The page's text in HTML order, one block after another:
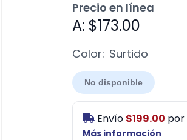
Precio en línea
A: $173.00
Color: Surtido
No disponible
Envío $199.00 por
Más información